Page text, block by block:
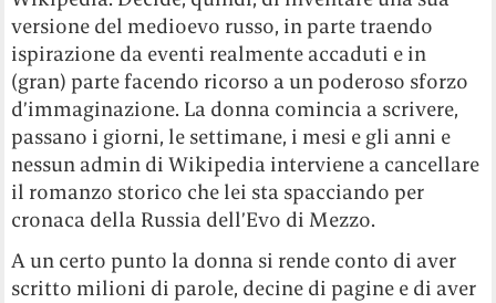
versione del medioevo russo, in parte traendo
ispirazione da eventi realmente accaduti e in
(gran) parte facendo ricorso a un poderoso sforzo
d’immaginazione. La donna comincia a scrivere,
passano i giorni, le settimane, i mesi e gli anni e
nessun admin di Wikipedia interviene a cancellare
il romanzo storico che lei sta spacciando per
cronaca della Russia dell’Evo di Mezzo.
A un certo punto la donna si rende conto di aver
scritto milioni di parole, decine di pagine e di aver